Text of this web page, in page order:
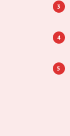
3
4
5